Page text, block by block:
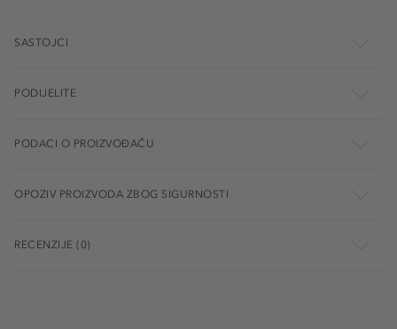
SASTOJCI
PODIJELITE
PODACI O PROIZVOĐAČU
OPOZIV PROIZVODA ZBOG SIGURNOSTI
RECENZIJE (0)